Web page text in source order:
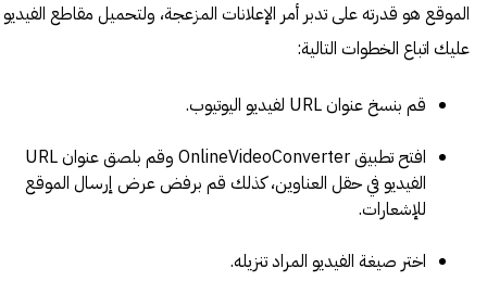
الموقع هو قدرته على تدبر أمر الإعلانات المزعجة، ولتحميل مقاطع الفيديو
عليك اتباع الخطوات التالية:
قم بنسخ عنوان URL لفيديو اليوتيوب.
افتح تطبيق OnlineVideoConverter وقم بلصق عنوان URL
الفيديو في حقل العناوين، كذلك قم برفض عرض إرسال الموقع
للإشعارات.
اختر صيغة الفيديو المراد تنزيله.